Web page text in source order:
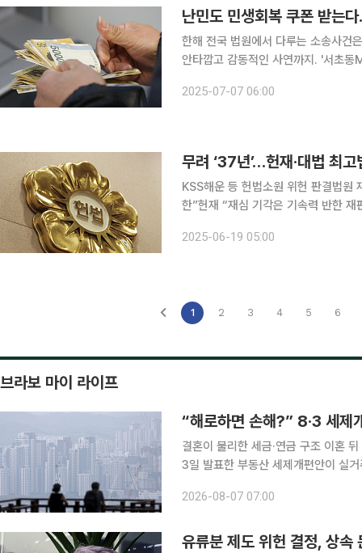
난민도 민생회복 쿠폰 받는
한해 전국 법원에서 다루는 소송사건
안타깝고 감동적인 사연까지. '서초
지원금의 지급을 앞두고 사회적 관심
2025-07-07 06:00
KSS해운 등 헌법소원 위헌 판결법원
한”헌재 “재심 기각은 기속력 반한 재
37년 동안 계속돼온 해묵은 논쟁이
2025-06-19 05:00
1 2 3 4 5 6
브라보 마이 라이프
“해로하면 손해?” 8·3 세제
결혼이 불리한 세금·연금 구조 이혼 뒤
3일 발표한 부동산 세제개편안이 실
2026-08-07 07:00
유류분 제도 위헌 결정, 상속